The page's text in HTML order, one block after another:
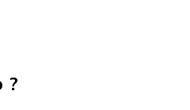
?